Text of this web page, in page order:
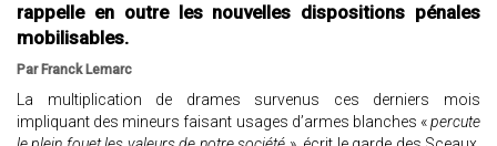
rappelle en outre les nouvelles dispositions pénales
mobilisables.
Par Franck Lemarc
La multiplication de drames survenus ces derniers mois
impliquant des mineurs faisant usages d’armes blanches «percute